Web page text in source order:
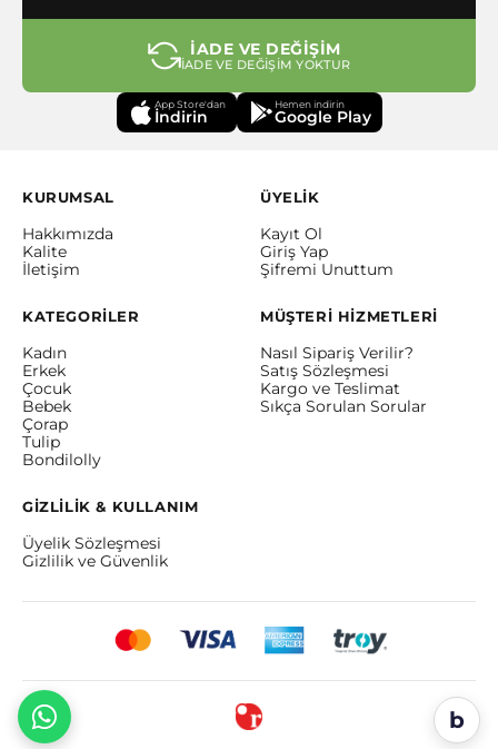
İADE VE DEĞİŞİM
İADE VE DEĞİŞİM YOKTUR
App Store'dan
İndirin
Hemen indirin
Google Play
KURUMSAL
Hakkımızda
Kalite
İletişim
ÜYELİK
Kayıt Ol
Giriş Yap
Şifremi Unuttum
KATEGORİLER
Kadın
Erkek
Çocuk
Bebek
Çorap
Tulip
Bondilolly
MÜŞTERİ HİZMETLERİ
Nasıl Sipariş Verilir?
Satış Sözleşmesi
Kargo ve Teslimat
Sıkça Sorulan Sorular
GİZLİLİK & KULLANIM
Üyelik Sözleşmesi
Gizlilik ve Güvenlik
b